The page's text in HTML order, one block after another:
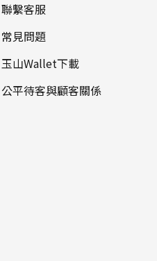
聯繫客服
常見問題
玉山Wallet下載
公平待客與顧客關係